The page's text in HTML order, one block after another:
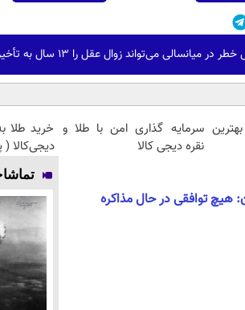
میانسالی می‌تواند زوال عقل را ۱۳ سال به تأخیر بیندازد
سرمایه گذاری امن با طلا و
نقره دیجی کالا
خرید
دیجی‌کالا (
هیچ توافقی در حال مذاکره